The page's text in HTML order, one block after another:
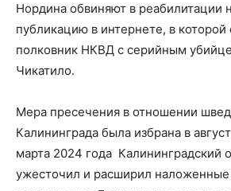
Нордина обвиняют в реабилитации
публикацию в интернете, в которой
полковник НКВД с серийным
Чикатило.
Мера пресечения в отношении
Калининграда была избрана в
марта 2024 года Калининградский
ужесточил и расширил наложенные